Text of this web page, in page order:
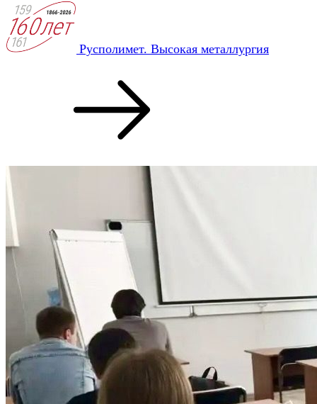
Русполимет. Высокая металлургия